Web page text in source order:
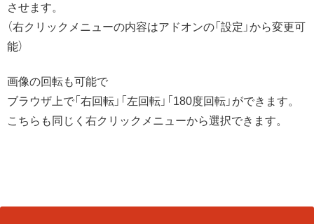
させます。
（右クリックメニューの内容はアドオンの「設定」から変更可
能）
画像の回転も可能で
ブラウザ上で「右回転」「左回転」「180度回転」ができます。
こちらも同じく右クリックメニューから選択できます。